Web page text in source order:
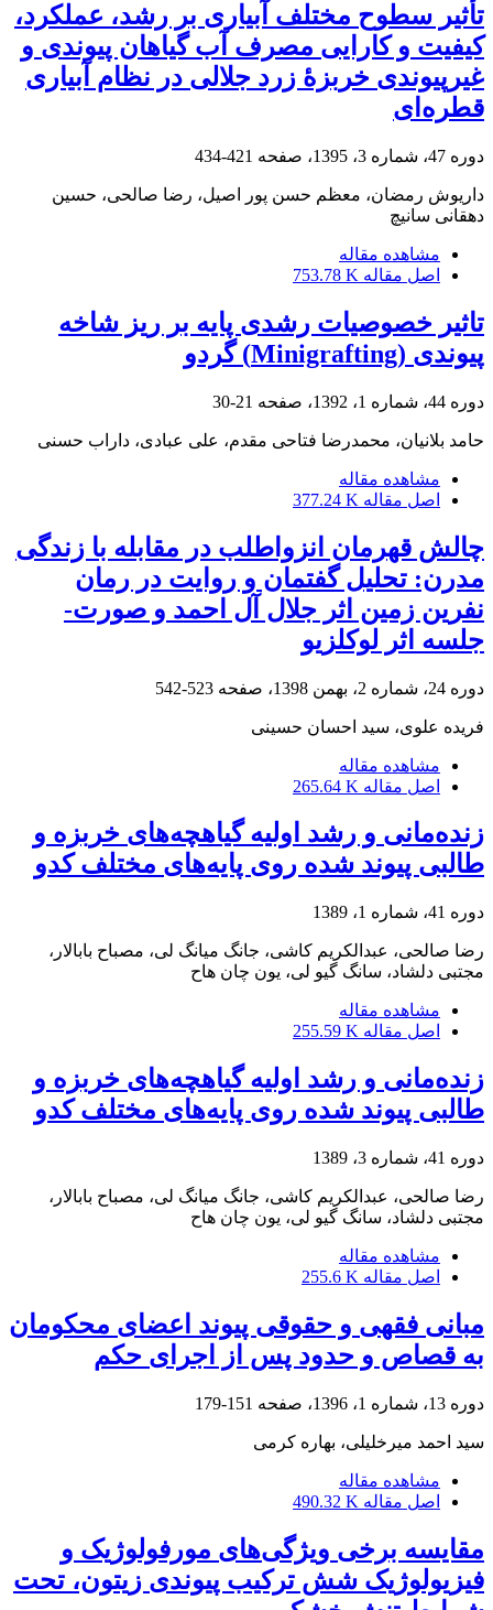
تأثیر سطوح مختلف آبیاری بر رشد، عملکرد،
کیفیت و کارایی مصرف آب گیاهان پیوندی و
غیرپیوندی خربزۀ زرد جلالی در نظام آبیاری
قطره‌ای
دوره 47، شماره 3، 1395، صفحه 421-434
داریوش رمضان، معظم حسن پور اصیل، رضا صالحی، حسین
دهقانی سانیچ
مشاهده مقاله
اصل مقاله 753.78 K
تاثیر خصوصیات رشدی پایه بر ریز شاخه
پیوندی (Minigrafting) گردو
دوره 44، شماره 1، 1392، صفحه 21-30
حامد بلانیان، محمدرضا فتاحی مقدم، علی عبادی، داراب حسنی
مشاهده مقاله
اصل مقاله 377.24 K
چالش قهرمان انزوا‌طلب در مقابله با زندگی
مدرن: تحلیل گفتمان و روایت در رمان
نفرین زمین اثر جلال آل احمد و صورت-
جلسه اثر لوکلزیو
دوره 24، شماره 2، بهمن 1398، صفحه 523-542
فریده علوی، سید احسان حسینی
مشاهده مقاله
اصل مقاله 265.64 K
زنده‌مانی و رشد اولیه گیاهچه‌های خربزه و
طالبی پیوند شده روی پایه‌های مختلف کدو
دوره 41، شماره 1، 1389
رضا صالحی، عبدالکریم کاشی، جانگ میانگ لی، مصباح بابالار،
مجتبی دلشاد، سانگ گیو لی، یون چان هاح
مشاهده مقاله
اصل مقاله 255.59 K
زنده‌مانی و رشد اولیه گیاهچه‌های خربزه و
طالبی پیوند شده روی پایه‌های مختلف کدو
دوره 41، شماره 3، 1389
رضا صالحی، عبدالکریم کاشی، جانگ میانگ لی، مصباح بابالار،
مجتبی دلشاد، سانگ گیو لی، یون چان هاح
مشاهده مقاله
اصل مقاله 255.6 K
مبانی فقهی و حقوقی پیوند اعضای محکومان
به قصاص و حدود پس از اجرای حکم
دوره 13، شماره 1، 1396، صفحه 151-179
سید احمد میرخلیلی، بهاره کرمی
مشاهده مقاله
اصل مقاله 490.32 K
مقایسه برخی ویژگی‌های مورفولوژیک و
فیزیولوژیک شش ترکیب پیوندی زیتون، تحت